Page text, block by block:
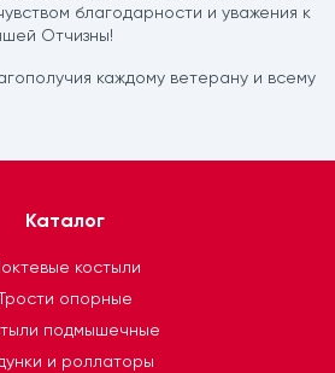
благодарности и уважения к
Отчизны!
каждому ветерану и всему
Каталог
костыли
опорные
подмышечные
и роллаторы